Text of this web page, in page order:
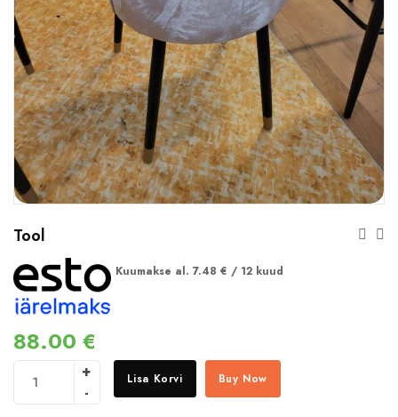
Tool
Kuumakse al. 7.48 € / 12 kuud
88.00 €
Lisa Korvi Buy Now